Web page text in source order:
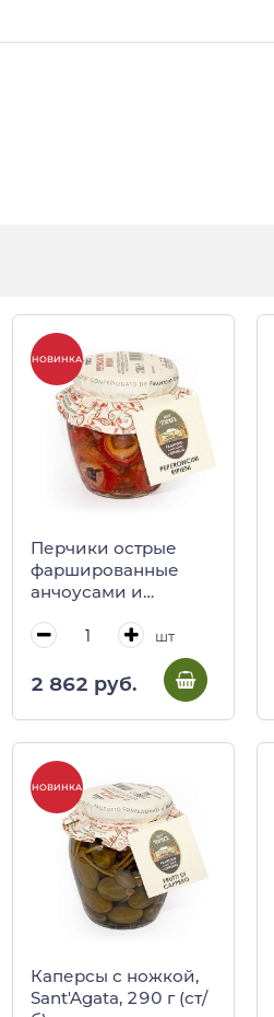
НОВИНКА
Перчики острые
фаршированные
анчоусами и
Sant'Agata, 180 г
шт
2 862 руб.
НОВИНКА
Каперсы с ножкой,
Sant'Agata, 290 г (ст/